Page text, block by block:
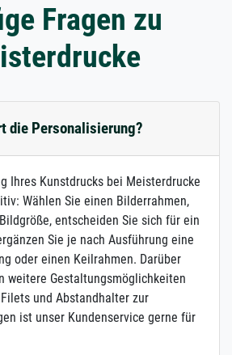
Fragen zu
die Personalisierung?
Ihres Kunstdrucks bei Meisterdrucke
Wählen Sie einen Bilderrahmen,
entscheiden Sie sich für ein
Sie je nach Ausführung eine
oder einen Keilrahmen. Darüber
weitere Gestaltungsmöglichkeiten
und Abstandhalter zur
ist unser Kundenservice gerne für